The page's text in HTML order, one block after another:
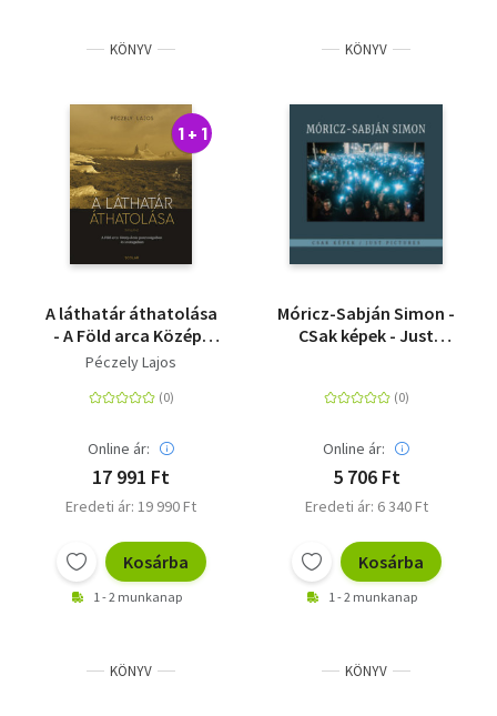
KÖNYV
1 + 1
A láthatár áthatolása
- A Föld arca Közép-
Ázsia pusztaságaiban
Péczely Lajos
Online ár:
17 991 Ft
Eredeti ár: 19 990 Ft
Kosárba
1 - 2 munkanap
KÖNYV
Móricz-Sabján Simon -
CSak képek - Just
Online ár:
5 706 Ft
Eredeti ár: 6 340 Ft
Kosárba
1 - 2 munkanap
KÖNYV KÖNYV